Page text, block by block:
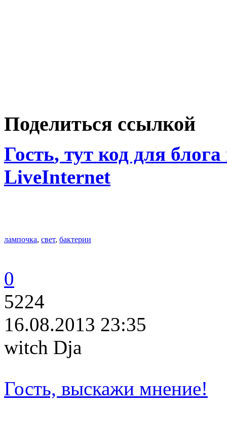
Поделиться ссылкой
Гость, тут код для
LiveInternet
лампочка, свет, бактерии
0
5224
16.08.2013 23:35
witch Dja
Гость, выскажи мнение!